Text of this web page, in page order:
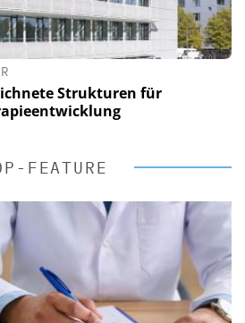
Strukturen für
FEATURE